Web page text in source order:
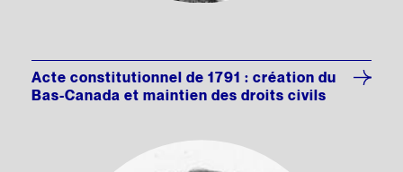
Acte constitutionnel de 1791 : création du
Bas-Canada et maintien des droits civils